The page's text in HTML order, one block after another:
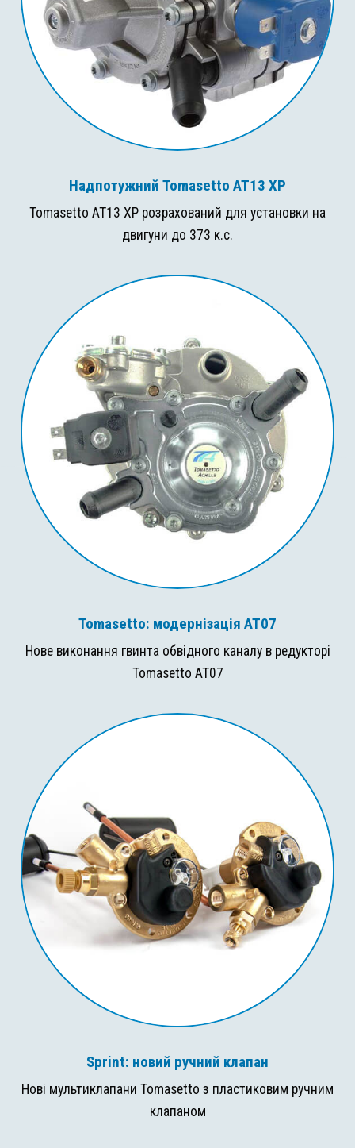
Надпотужний Tomasetto AT13 XP
Tomasetto AT13 XP розрахований для установки на
двигуни до 373 к.с.
Tomasetto: модернізація AT07
Нове виконання гвинта обвідного каналу в редукторі
Tomasetto AT07
Sprint: новий ручний клапан
Нові мультиклапани Tomasetto з пластиковим ручним
клапаном